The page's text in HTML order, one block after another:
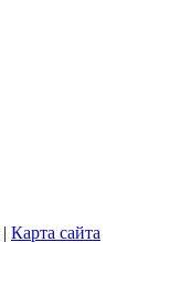
| Карта сайта